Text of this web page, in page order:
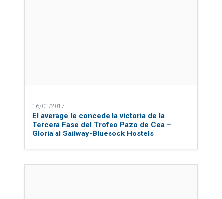
16/01/2017
El average le concede la victoria de la
Tercera Fase del Trofeo Pazo de Cea –
Gloria al Sailway-Bluesock Hostels